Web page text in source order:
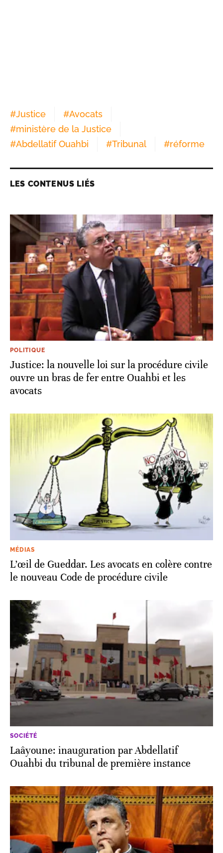
#Justice #Avocats
#ministère de la Justice
#Abdellatif Ouahbi #Tribunal #réforme
LES CONTENUS LIÉS
POLITIQUE
Justice: la nouvelle loi sur la procédure civile
ouvre un bras de fer entre Ouahbi et les
avocats
MÉDIAS
L’œil de Gueddar. Les avocats en colère contre
le nouveau Code de procédure civile
SOCIÉTÉ
Laâyoune: inauguration par Abdellatif
Ouahbi du tribunal de première instance